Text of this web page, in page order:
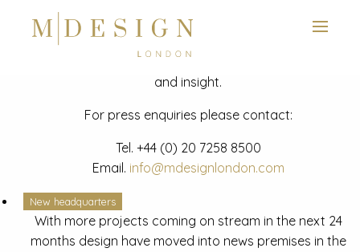
News
Latest mdesign development project and advisory news
and insight.
For press enquiries please contact:
Tel. +44 (0) 20 7258 8500
Email. info@mdesignlondon.com
New headquarters
With more projects coming on stream in the next 24
months design have moved into news premises in the